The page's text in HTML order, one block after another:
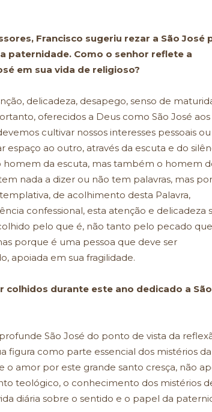
Francisco sugeriu rezar a São José
paternidade. Como o senhor reflete a
em sua vida de religioso?
delicadeza, desapego, senso de
oferecidos a Deus como São José aos
cultivar nossos interesses pessoais ou
espaço ao outro, através da escuta e do
homem da escuta, mas também o homem
nada a dizer ou não tem palavras, mas
de acolhimento desta Palavra,
confessional, esta atenção e delicadeza
pelo que é, não tanto pelo pecado que
porque é uma pessoa que deve ser
apoiada em sua fragilidade.
durante este ano dedicado a São
São José do ponto de vista da
figura como parte essencial dos mistérios
o amor por este grande santo cresça, não
teológico, o conhecimento dos mistérios
diária sobre o sentido e o papel da